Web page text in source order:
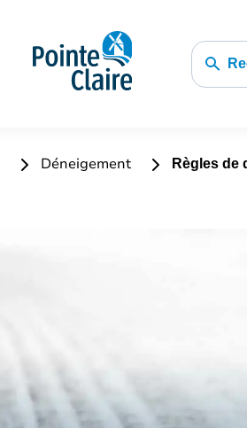
Déneigement
Règles de